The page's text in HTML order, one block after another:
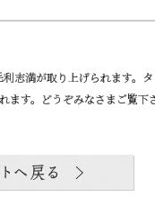
志満が取り上げられます。
す。どうぞみなさまご覧下